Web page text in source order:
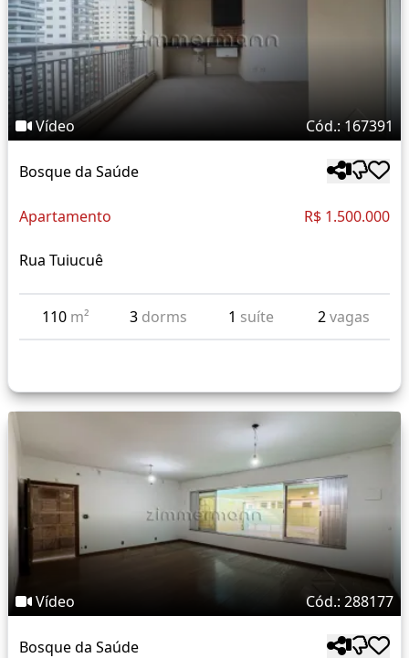
Vídeo Cód.: 167391
Bosque da Saúde
Apartamento R$ 1.500.000
Rua Tuiucuê
110 m² 3 dorms 1 suíte 2vagas
Vídeo Cód.: 288177
Bosque da Saúde